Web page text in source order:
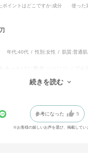
ポイントはどこですか:成分 使った
年代:40代 性別:女性 肌質:普通肌
が良く、マットで発色も綺麗で
続きを読む
参考になった 5
※お客様の嬉しいお声を選び、掲載してい